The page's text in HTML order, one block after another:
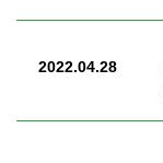
2022.04.28